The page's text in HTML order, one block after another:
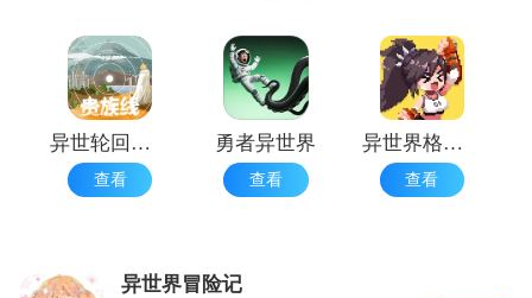
异世轮回录最新版
查看
勇者异世界
查看
异世界格斗少女养成记正版
查看
异世界冒险记